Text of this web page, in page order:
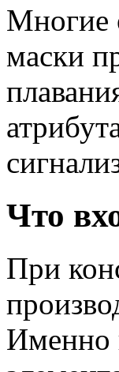
Многие
маски
Что
При
Именно